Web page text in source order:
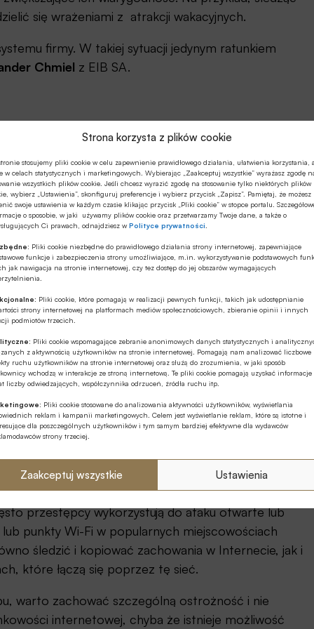
Strona korzysta z plików cookie
stosujemy pliki cookie w celu zapewnienie prawidłowego działania, ułatwienia korzystania, a
w celach statystycznych i marketingowych. Wybierając „Zaakceptuj wszystkie” wyrażasz zgodę
wszystkich plików cookie. Jeśli chcesz wyrazić zgodę na stosowanie tylko niektórych plików
wybierz „Ustawienia”, skonfiguruj preferencje i wybierz przycisk „Zapisz”. Pamiętaj, że możesz
swoje ustawienia w każdym czasie klikając przycisk „Pliki cookie” w stopce portalu.
o sposobie, w jaki używamy plików cookie oraz przetwarzamy Twoje dane, a także o
Ci prawach, odnajdziesz wPolityce prywatności
Pliki cookie niezbędne do prawidłowego działania strony internetowej, zapewniające
funkcje i zabezpieczenia strony umożliwiające, m.in. wykorzystywanie podstawowych
jak nawigacja na stronie internetowej, czy tez dostęp do jej obszarów wymagających
Pliki cookie, które pomagają w realizacji pewnych funkcji, takich jak udostępnianie
strony internetowej na platformach mediów społecznościowych, zbieranie opinii i innych
podmiotów trzecich.
Pliki cookie wspomagające zebranie anonimowych danych statystycznych i
z aktywnością użytkowników na stronie internetowej. Pomagają nam analizować liczbowe
ruchu użytkowników na stronie internetowej oraz służą do zrozumienia, w jaki sposób
wchodzą w interakcje ze stroną internetową. Te pliki cookie pomagają uzyskać informacje
liczby odwiedzających, współczynnika odrzuceń, źródła ruchu itp.
Pliki cookie stosowane do analizowania aktywności użytkowników, wyświetlania
reklam i kampanii marketingowych. Celem jest wyświetlanie reklam, które są istotne i
dla poszczególnych użytkowników i tym samym bardziej efektywne dla wydawców
strony trzeciej.
Zaakceptuj wszystkie Ustawienia
się wrażeniami z atrakcji wakacyjnych.
firmy. W takiej sytuacji jedynym ratunkiem
Chmiel z EIB SA.
przesyłają do firmy fałszywą
podanie danych dostępowych do bankowości
Innym sposobem jest dodanie do wiadomości
śledzącego lub powodującego
firmowego.
żeby uwiarygodnić wysłaną wiadomość i
się pod osobę z zarządu i mówią na przykład, że
wyślą wiadomość ze szczegółami.
złośliwy załącznik lub link – dodajeAleksander
aby firma mogła bezpiecznie zdalnie pracować
przestępcy wykorzystują do ataku otwarte lub
punkty Wi-Fi w popularnych miejscowościach
śledzić i kopiować zachowania w Internecie, jak i
które łączą się poprzez tę sieć.
warto zachować szczególną ostrożność i nie
internetowej, chyba że istnieje możliwość